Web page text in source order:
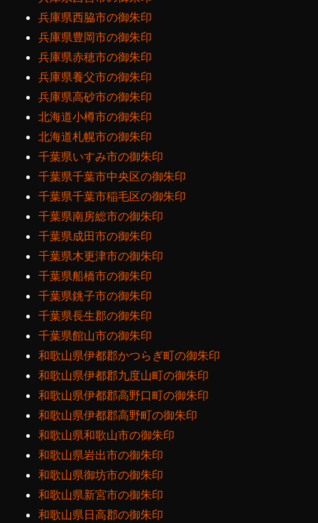
兵庫県西脇市の御朱印
兵庫県豊岡市の御朱印
兵庫県赤穂市の御朱印
兵庫県養父市の御朱印
兵庫県高砂市の御朱印
北海道小樽市の御朱印
北海道札幌市の御朱印
千葉県いすみ市の御朱印
千葉県千葉市中央区の御朱印
千葉県千葉市稲毛区の御朱印
千葉県南房総市の御朱印
千葉県成田市の御朱印
千葉県木更津市の御朱印
千葉県船橋市の御朱印
千葉県銚子市の御朱印
千葉県長生郡の御朱印
千葉県館山市の御朱印
和歌山県伊都郡かつらぎ町の御朱印
和歌山県伊都郡九度山町の御朱印
和歌山県伊都郡高野口町の御朱印
和歌山県伊都郡高野町の御朱印
和歌山県和歌山市の御朱印
和歌山県岩出市の御朱印
和歌山県御坊市の御朱印
和歌山県新宮市の御朱印
和歌山県日高郡の御朱印